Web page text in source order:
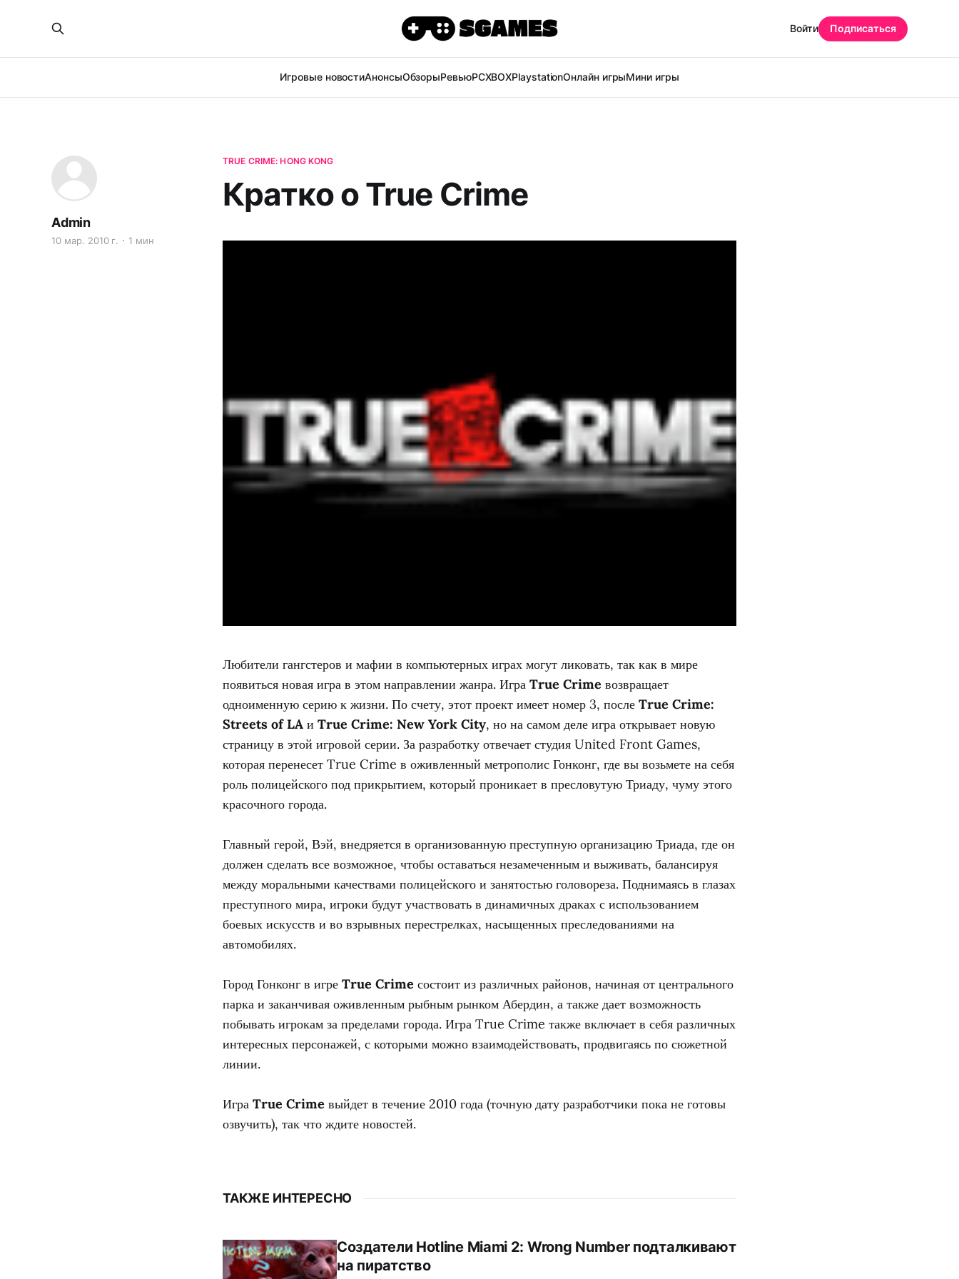
Игровые новостиАнонсыОбзорыРевьюPCXBOXPlaystationОнлайн игрыМини игры
Войти Подписаться
TRUE CRIME: HONG KONG
Кратко о True Crime
Admin
10 мар. 2010 г. 1 мин
Любители гангстеров и мафии в компьютерных играх могут ликовать, так как в мире
появиться новая игра в этом направлении жанра. Игра True Crime возвращает
одноименную серию к жизни. По счету, этот проект имеет номер 3, после True Crime:
Streets of LA и True Crime: New York City, но на самом деле игра открывает новую
страницу в этой игровой серии. За разработку отвечает студия United Front Games,
которая перенесет True Crime в оживленный метрополис Гонконг, где вы возьмете на себя
роль полицейского под прикрытием, который проникает в пресловутую Триаду, чуму этого
красочного города.
Главный герой, Вэй, внедряется в организованную преступную организацию Триада, где он
должен сделать все возможное, чтобы оставаться незамеченным и выживать, балансируя
между моральными качествами полицейского и занятостью головореза. Поднимаясь в глазах
преступного мира, игроки будут участвовать в динамичных драках с использованием
боевых искусств и во взрывных перестрелках, насыщенных преследованиями на
автомобилях.
Город Гонконг в игре True Crime состоит из различных районов, начиная от центрального
парка и заканчивая оживленным рыбным рынком Абердин, а также дает возможность
побывать игрокам за пределами города. Игра True Crime также включает в себя различных
интересных персонажей, с которыми можно взаимодействовать, продвигаясь по сюжетной
линии.
Игра True Crime выйдет в течение 2010 года (точную дату разработчики пока не готовы
озвучить), так что ждите новостей.
ТАКЖЕ ИНТЕРЕСНО
Создатели Hotline Miami 2: Wrong Number подталкивают
на пиратство